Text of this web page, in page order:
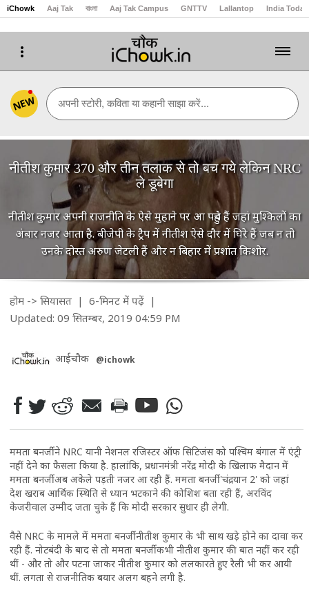
iChowk Aaj Tak বাংলা Aaj Tak Campus GNTTV Lallantop India Today
NEW अपनी स्टोरी, कविता या कहानी साझा करें...
नीतीश कुमार 370 और तीन तलाक से तो बच गये लेकिन NRC
ले डूबेगा
नीतीश कुमार अपनी राजनीति के ऐसे मुहाने पर आ पहुंचे हैं जहां मुश्किलों का
अंबार नजर आता है. बीजेपी के ट्रैप में नीतीश ऐसे दौर में घिरे हैं जब न तो
उनके दोस्त अरुण जेटली हैं और न बिहार में प्रशांत किशोर.
होम-> सियासत | 6-मिनट में पढ़ें |
Updated: 09 सितम्बर, 2019 04:59 PM
आईचौक @ichowk
ममता बनर्जी ने NRC यानी नेशनल रजिस्टर ऑफ सिटिजंस को पश्चिम बंगाल में एंट्री
नहीं देने का फैसला किया है. हालांकि, प्रधानमंत्री नरेंद्र मोदी के खिलाफ मैदान में
ममता बनर्जी अब अकेले पड़ती नजर आ रही हैं. ममता बनर्जी 'चंद्रयान 2' को जहां
देश खराब आर्थिक स्थिति से ध्यान भटकाने की कोशिश बता रही हैं, अरविंद
केजरीवाल उम्मीद जता चुके हैं कि मोदी सरकार सुधार ही लेगी.
वैसे NRC के मामले में ममता बनर्जी नीतीश कुमार के भी साथ खड़े होने का दावा कर
रही हैं. नोटबंदी के बाद से तो ममता बनर्जी कभी नीतीश कुमार की बात नहीं कर रही
थीं - और तो और पटना जाकर नीतीश कुमार को ललकारते हुए रैली भी कर आयी
थीं. लगता से राजनीतिक बयार अलग बहने लगी है.